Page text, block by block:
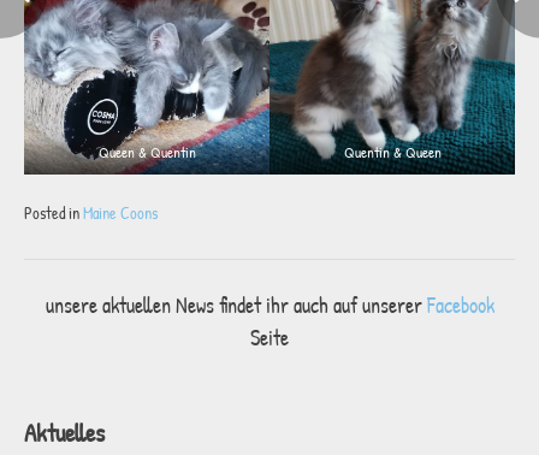
Queen & Quentin Quentin & Queen
Posted inMaine Coons
unsere aktuellen News findet ihr auch auf unsererFacebook
Seite
Aktuelles